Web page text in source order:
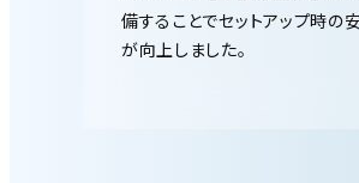
備することでセットアップ時の
が向上しました。